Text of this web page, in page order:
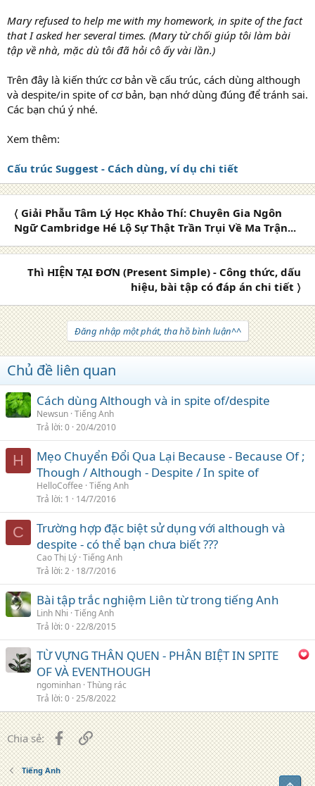
Mary refused to help me with my homework, in spite of the fact
that I asked her several times. (Mary từ chối giúp tôi làm bài
tập về nhà, mặc dù tôi đã hỏi cô ấy vài lần.)
Trên đây là kiến thức cơ bản về cấu trúc, cách dùng although
và despite/in spite of cơ bản, bạn nhớ dùng đúng để tránh sai.
Các bạn chú ý nhé.
Xem thêm:
Cấu trúc Suggest - Cách dùng, ví dụ chi tiết
〈 Giải Phẫu Tâm Lý Học Khảo Thí: Chuyên Gia Ngôn
Ngữ Cambridge Hé Lộ Sự Thật Trần Trụi Về Ma Trận...
Thì HIỆN TẠI ĐƠN (Present Simple) - Công thức, dấu
hiệu, bài tập có đáp án chi tiết 〉
Đăng nhập một phát, tha hồ bình luận^^
Chủ đề liên quan
Cách dùng Although và in spite of/despite
Newsun Tiếng Anh
Trả lời 0 20/4/2010
H
Mẹo Chuyển Đổi Qua Lại Because - Because Of ;
Though / Although - Despite / In spite of
HelloCoffee Tiếng Anh
Trả lời 1 14/7/2016
C
Trường hợp đặc biệt sử dụng với although và
despite - có thể bạn chưa biết ???
Cao Thị Lý Tiếng Anh
Trả lời 2 18/7/2016
Bài tập trắc nghiệm Liên từ trong tiếng Anh
Linh Nhi Tiếng Anh
Trả lời 0 22/8/2015
TỪ VỰNG THÂN QUEN - PHÂN BIỆT IN SPITE
OF VÀ EVENTHOUGH
ngominhan Thùng rác
Trả lời 0 25/8/2022
Chia sẻ: FacebookLiên kết
Tiếng Anh